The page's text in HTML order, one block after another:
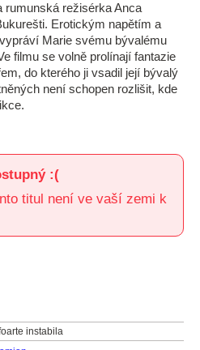
rumunská režisérka Anca
Erotickým napětím a
Marie svému bývalému
filmu se volně prolínají fantazie
do kterého ji vsadil její bývalý
není schopen rozlišit, kde
:(
titul není ve vaší zemi k
instabila